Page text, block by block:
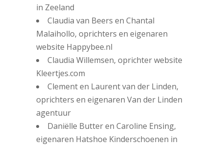
in Zeeland
Claudia van Beers en Chantal
Malaihollo, oprichters en eigenaren
website Happybee.nl
Claudia Willemsen, oprichter website
Kleertjes.com
Clement en Laurent van der Linden,
oprichters en eigenaren Van der Linden
agentuur
Daniëlle Butter en Caroline Ensing,
eigenaren Hatshoe Kinderschoenen in